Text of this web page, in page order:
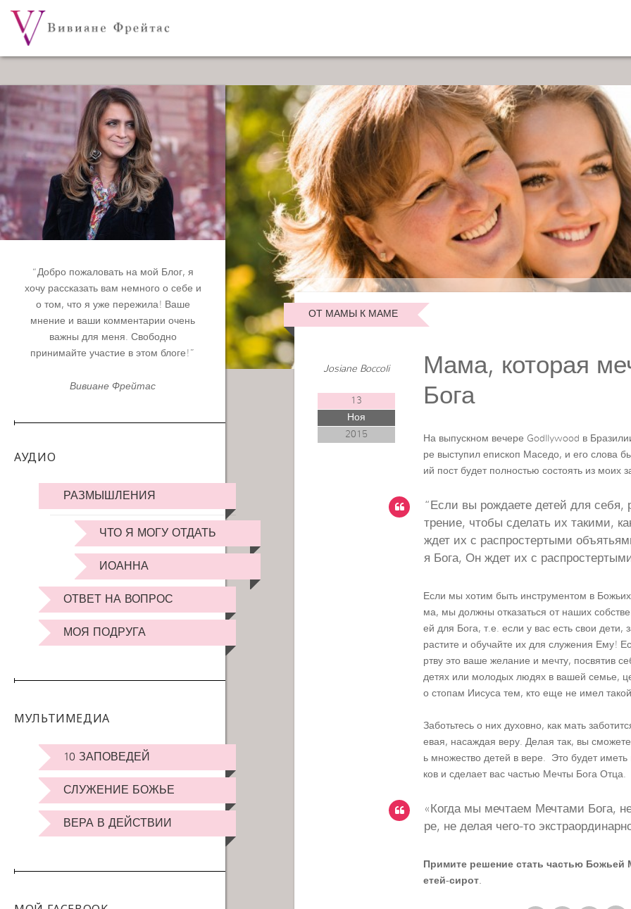
“Добро пожаловать на мой Блог, я
хочу рассказать вам немного о себе и
о том, что я уже пережила! Ваше
мнение и ваши комментарии очень
важны для меня. Свободно
принимайте участие в этом блоге!”
Вивиане Фрейтас
АУДИО
РАЗМЫШЛЕНИЯ
ЧТО Я МОГУ ОТДАТЬ
ИОАННА
ОТВЕТ НА ВОПРОС
МОЯ ПОДРУГА
МУЛЬТИМЕДИА
10 ЗАПОВЕДЕЙ
СЛУЖЕНИЕ БОЖЬЕ
ВЕРА В ДЕЙСТВИИ
ОТ МАМЫ К МАМЕ
Josiane Boccoli
13
Ноя
2015
Мама, которая
Бога
На выпускном вечере Godllywood в
ре выступил епископ Маседо, и его слова
ий пост будет полностью состоять из моих
“Если вы рождаете детей для себя,
трение, чтобы сделать их такими,
ждет их с распростертыми
я Бога, Он ждет их с
Если мы хотим быть инструментом в
ма, мы должны отказаться от наших
ей для Бога, т.е. если у вас есть свои
растите и обучайте их для служения Ему!
ртву это ваше желание и мечту, посвятив
детях или молодых людях в вашей семье,
о стопам Иисуса тем, кто еще не имел
Заботьтесь о них духовно, как мать
евая, насаждая веру. Делая так, вы
ь множество детей в вере. Это будет
ков и сделает вас частью Мечты Бога Отца.
«Когда мы мечтаем Мечтами Бога,
ре, не делая чего-то
Примите решение стать частью
етей-сирот.